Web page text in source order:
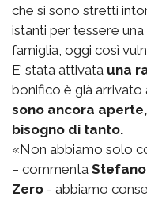
che si sono stretti
istanti per tessere
famiglia, oggi così
E’ stata attivata una
bonifico è già arrivato
sono ancora
bisogno di tanto.
«Non abbiamo solo
– commenta
Zero - abbiamo